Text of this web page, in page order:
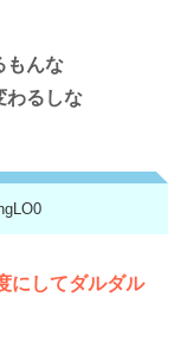
もんな
わるしな
にしてダルダル